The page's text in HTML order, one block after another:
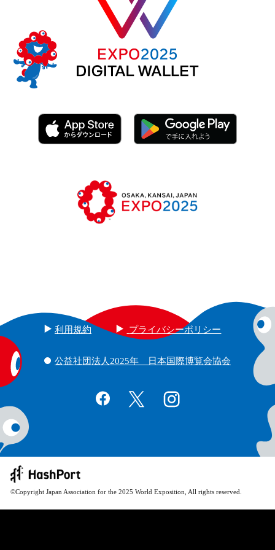
利用規約 プライバシーポリシー
公益社団法人2025年 日本国際博覧会協会
©Copyright Japan Association for the 2025 World Exposition, All rights reserved.